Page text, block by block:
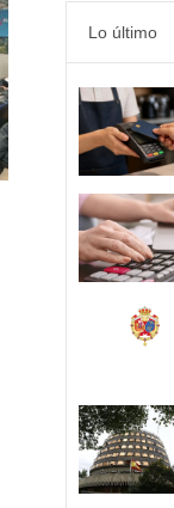
Lo último